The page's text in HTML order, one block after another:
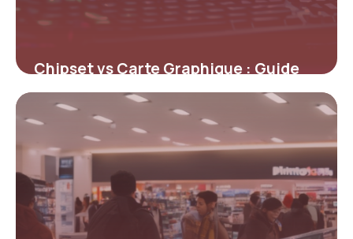
Chipset vs Carte Graphique : Guide
Complet
4 mai 2026